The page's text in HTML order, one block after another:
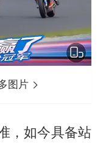
图片
，如今具备站